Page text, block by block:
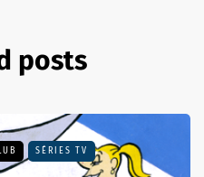
posts
SÉRIES TV